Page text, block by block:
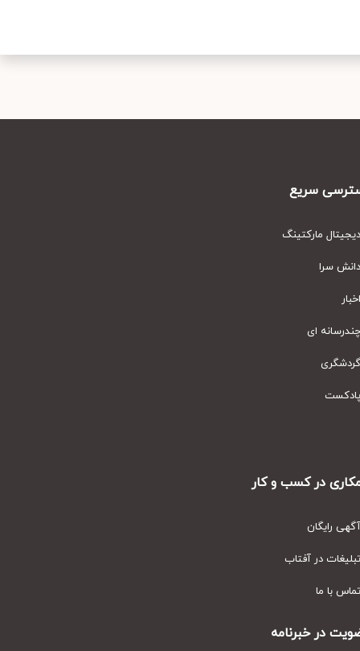
سریع
مارکتینگ
سرا
ای
در کسب و کار
رایگان
در آفتاب
با ما
در خبرنامه